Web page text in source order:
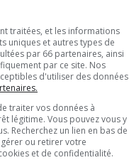
traitées, et les informations
uniques et autres types de
par 66 partenaires, ainsi
par ce site. Nos
d'utiliser des données
traiter vos données à
légitime. Vous pouvez vous y
Recherchez un lien en bas de
ou retirer votre
et de confidentialité.